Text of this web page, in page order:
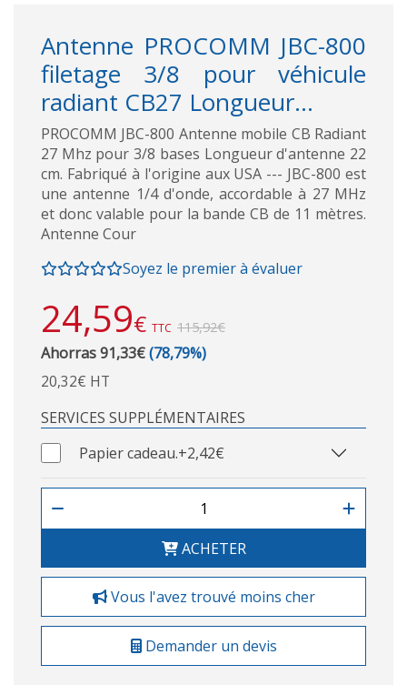
Antenne PROCOMM JBC-800
filetage 3/8 pour véhicule
radiant CB27 Longueur...
PROCOMM JBC-800 Antenne mobile CB Radiant
27 Mhz pour 3/8 bases Longueur d'antenne 22
cm. Fabriqué à l'origine aux USA --- JBC-800 est
une antenne 1/4 d'onde, accordable à 27 MHz
et donc valable pour la bande CB de 11 mètres.
Antenne Cour
Soyez le premier à évaluer
24,59€ TTC 115,92€
Ahorras 91,33€(78,79%)
20,32€ HT
SERVICES SUPPLÉMENTAIRES
Papier cadeau.+2,42€
ACHETER
Vous l'avez trouvé moins cher
Demander un devis